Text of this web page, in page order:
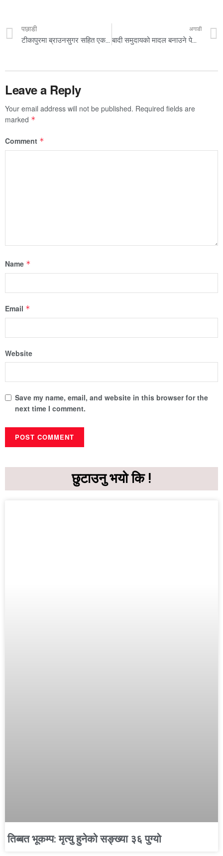
पछाडी
टीकापुरमा ब्राउनसुगर सहित एक युवक पक्राउ
अगाडी
बादी समुदायको मादल बनाउने पेशा संकटमा
Leave a Reply
Your email address will not be published. Required fields are
marked *
Comment *
Name *
Email *
Website
Save my name, email, and website in this browser for the
next time I comment.
छुटाउनु भयो कि !
तिब्बत भूकम्प: मृत्यु हुनेको सङ्ख्या ३६ पुग्यो